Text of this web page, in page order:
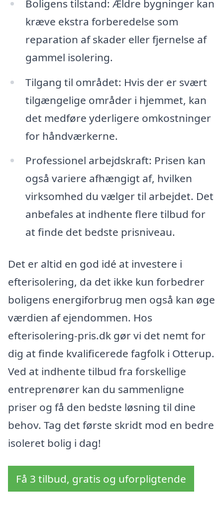
Boligens tilstand: Ældre bygninger kan
kræve ekstra forberedelse som
reparation af skader eller fjernelse af
gammel isolering.
Tilgang til området: Hvis der er svært
tilgængelige områder i hjemmet, kan
det medføre yderligere omkostninger
for håndværkerne.
Professionel arbejdskraft: Prisen kan
også variere afhængigt af, hvilken
virksomhed du vælger til arbejdet. Det
anbefales at indhente flere tilbud for
at finde det bedste prisniveau.
Det er altid en god idé at investere i
efterisolering, da det ikke kun forbedrer
boligens energiforbrug men også kan øge
værdien af ejendommen. Hos
efterisolering-pris.dk gør vi det nemt for
dig at finde kvalificerede fagfolk i Otterup.
Ved at indhente tilbud fra forskellige
entreprenører kan du sammenligne
priser og få den bedste løsning til dine
behov. Tag det første skridt mod en bedre
isoleret bolig i dag!
Få 3 tilbud, gratis og uforpligtende